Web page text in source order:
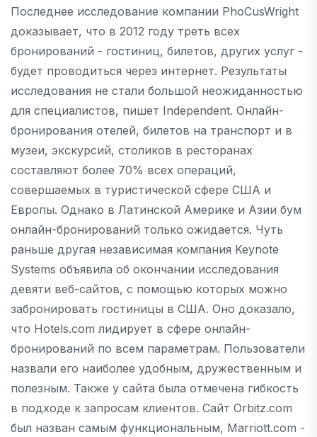
Последнее исследование компании PhoCusWright
доказывает, что в 2012 году треть всех
бронирований - гостиниц, билетов, других услуг -
будет проводиться через интернет. Результаты
исследования не стали большой неожиданностью
для специалистов, пишет Independent. Онлайн-
бронирования отелей, билетов на транспорт и в
музеи, экскурсий, столиков в ресторанах
составляют более 70% всех операций,
совершаемых в туристической сфере США и
Европы. Однако в Латинской Америке и Азии бум
онлайн-бронирований только ожидается. Чуть
раньше другая независимая компания Keynote
Systems объявила об окончании исследования
девяти веб-сайтов, с помощью которых можно
забронировать гостиницы в США. Оно доказало,
что Hotels.com лидирует в сфере онлайн-
бронирований по всем параметрам. Пользователи
назвали его наиболее удобным, дружественным и
полезным. Также у сайта была отмечена гибкость
в подходе к запросам клиентов. Сайт Orbitz.com
был назван самым функциональным, Marriott.com -